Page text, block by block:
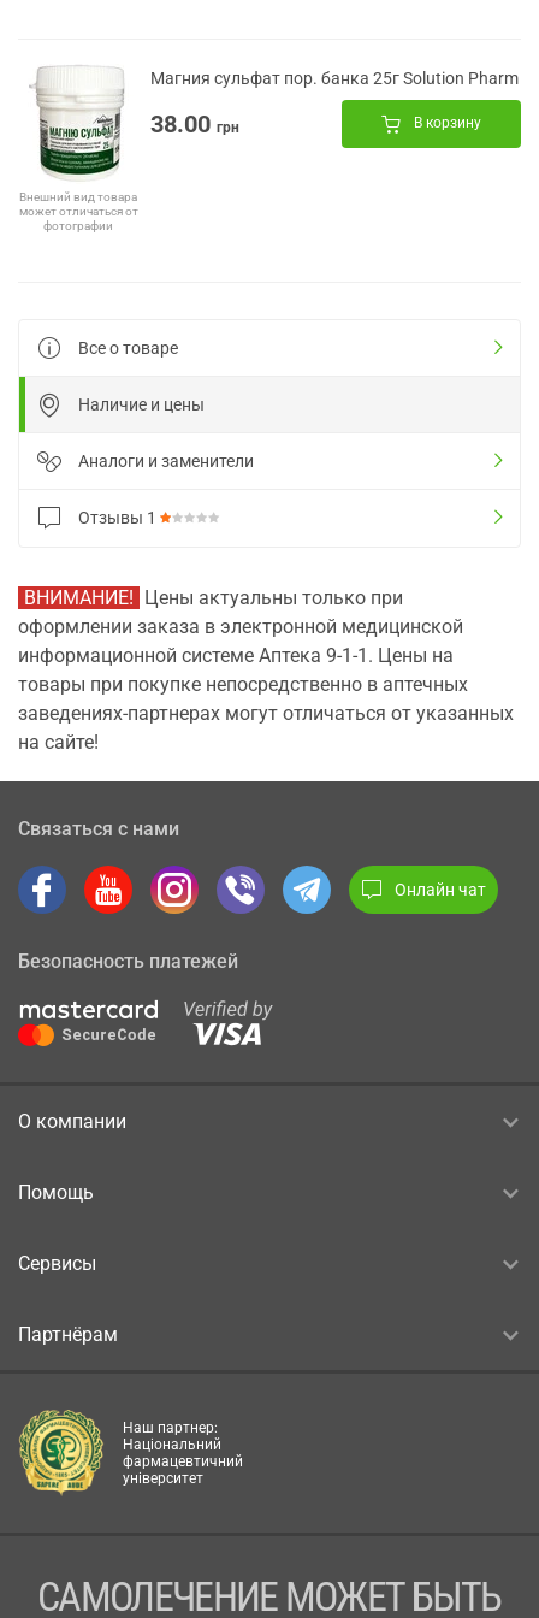
Внешний вид товара
может отличаться от
фотографии
Магния сульфат пор. банка 25г Solution Pharm
38.00 грн В корзину
Все о товаре
Наличие и цены
Аналоги и заменители
Отзывы 1
ВНИМАНИЕ! Цены актуальны только при
оформлении заказа в электронной медицинской
информационной системе Аптека 9-1-1. Цены на
товары при покупке непосредственно в аптечных
заведениях-партнерах могут отличаться от указанных
на сайте!
Связаться с нами
Онлайн чат
Безопасность платежей
О компании
Помощь
Сервисы
Партнёрам
Наш партнер:
Національний
фармацевтичний
університет
САМОЛЕЧЕНИЕ МОЖЕТ БЫТЬ